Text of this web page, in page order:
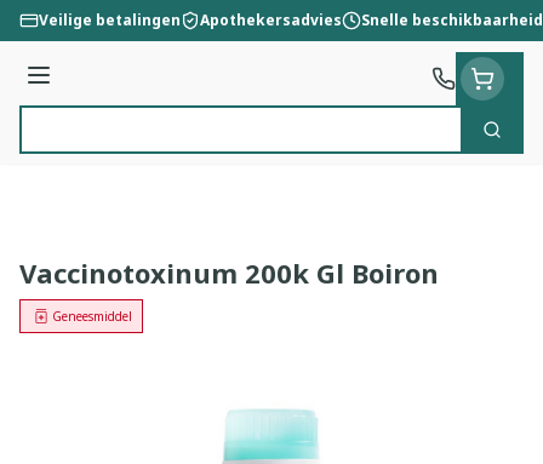
Ga naar de inhoud
Veilige betalingen Apothekersadvies Snelle beschikbaarheid
Menu
Zoek
Vaccinotoxinum 200k Gl Boiron
Geneesmiddel